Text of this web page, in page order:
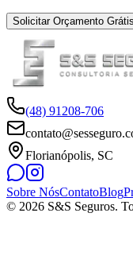
Solicitar Orçamento Grátis
(48) 91208-706
Florianópolis, SC
Sobre NósContatoBlog
© 2026 S&S Seguros.